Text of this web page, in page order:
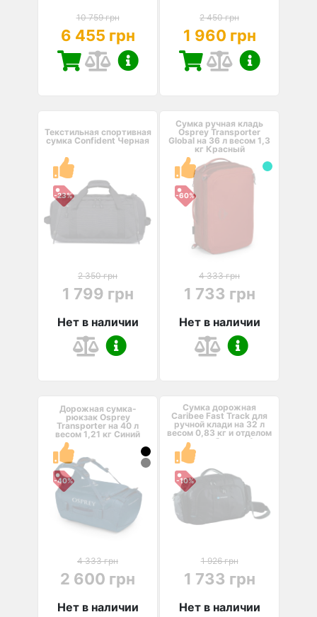
10 759 грн
6 455 грн
2 450 грн
1 960 грн
Текстильная спортивная
сумка Confident Черная
-23%
2 350 грн
1 799 грн
Нет в наличии
Сумка ручная кладь
Osprey Transporter
Global на 36 л весом 1,3
кг Красный
-60%
4 333 грн
1 733 грн
Нет в наличии
Дорожная сумка-
рюкзак Osprey
Transporter на 40 л
весом 1,21 кг Синий
-40%
4 333 грн
2 600 грн
Нет в наличии
Сумка дорожная
Caribee Fast Track для
ручной клади на 32 л
весом 0,83 кг и отделом
для ноутбука до 1...
-10%
1 926 грн
1 733 грн
Нет в наличии